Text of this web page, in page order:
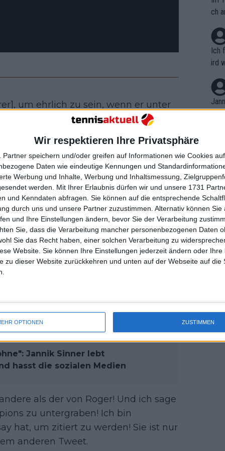
Wir respektieren Ihre Privatsphäre
Partner speichern und/oder greifen auf Informationen wie Cookies
Daten wie eindeutige Kennungen und
Werbung und Inhalte, Werbung und Inhaltsmessung,
werden. Mit Ihrer Erlaubnis dürfen wir und unsere 1731
und Kenndaten abfragen. Sie können auf die entsprechende
durch uns und unsere Partner zuzustimmen. Alternativ können Sie
und Ihre Einstellungen ändern, bevor Sie der Verarbeitung
Sie, dass die Verarbeitung mancher personenbezogenen Daten
Sie das Recht haben, einer solchen Verarbeitung zu
Website. Sie können Ihre Einstellungen jederzeit ändern oder Ihre
zu dieser Website zurückkehren und unten auf der Webseite auf die
OPTIONEN ZUSTIMMEN
um ehrlich zu sein, wenn er unter
einen Matchball hat oder so, dann
er den Punkt verpasst", sagte
sich, warum er mit irgendeinem
muss und warum er nicht einfach
Sport gehen kann. Oft wird die
verglichen.Carlos Alcaraz,
ein Paradebeispiel dafür, vor allem
auf dem Platz.
er nicht Sinner sein? Warum
oder scheitern und ihre
ganzen Vergleiche? Lasst ihn
auf X (früher Twitter).
Jannik Sinner lebt
hasst die sozialen Medien
als der von Roger! Und ich sage
zu untergraben! Ich bin
hat, um zitiert zu werden! Sie ist nur
anderen Tweet.
ch
Ich
ird
r in
em
t,
B.
on
uss
mal
des
n
nt.
kel